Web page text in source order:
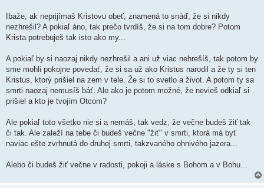
Ibaže, ak neprijímaš Kristovu obeť, znamená to snáď, že si nikdy
nezhrešil? A pokiaľ áno, tak prečo tvrdíš, že si na tom dobre? Potom
Krista potrebuješ tak isto ako my...
A pokiaľ by si naozaj nikdy nezhrešil a ani už viac nehrešíš, tak potom by
sme mohli pokojne povedať, že si sa už ako Kristus narodil a že ty si ten
Kristus, ktorý prišiel na zem v tele. Že si to svetlo a život. A potom ty sa
smrti naozaj nemusíš báť. Ale ako je potom možné, že nevieš odkiaľ si
prišiel a kto je tvojím Otcom?
Ale pokiaľ toto všetko nie si a nemáš, tak vedz, že večne budeš žiť tak
či tak. Ale zaleží na tebe či budeš večne "žiť" v smrti, ktorá má byť
naviac ešte zvrhnutá do druhej smrti, takzvaného ohnivého jazera...
Alebo či budeš žiť večne v radosti, pokoji a láske s Bohom a v Bohu...